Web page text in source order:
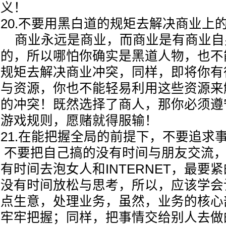
义！
20.不要用黑白道的规矩去解决商业上
商业永远是商业，而商业是有商业
的，所以哪怕你确实是黑道人物，也
规矩去解决商业冲突，同样，即将你
与资源，你也不能轻易利用这些资源
的冲突！既然选择了商人，那你必须
游戏规则，愿赌就得服输！
21.在能把握全局的前提下，不要追求
不要把自己搞的没有时间与朋友交流
有时间去泡女人和INTERNET，最要
没有时间放松与思考，所以，应该学
点生意，处理业务，虽然，业务的核
牢牢把握；同样，把事情交给别人去